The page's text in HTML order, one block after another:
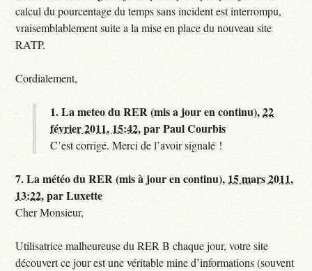
calcul du pourcentage du temps sans incident est interrompu,
vraisemblablement suite a la mise en place du nouveau site
RATP.
Cordialement,
1.La meteo du RER (mis a jour en continu),22
février 2011, 15:42,parPaul Courbis
C’est corrigé. Merci de l’avoir signalé !
7.La météo du RER (mis à jour en continu), 15 mars 2011,
13:22,parLuxette
Cher Monsieur,
Utilisatrice malheureuse du RER B chaque jour, votre site
découvert ce jour est une véritable mine d’informations (souvent